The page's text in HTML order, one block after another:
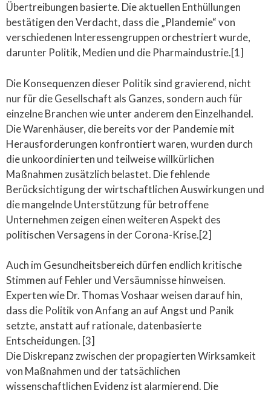
Übertreibungen basierte. Die aktuellen Enthüllungen
bestätigen den Verdacht, dass die „Plandemie“ von
verschiedenen Interessengruppen orchestriert wurde,
darunter Politik, Medien und die Pharmaindustrie.[1]
Die Konsequenzen dieser Politik sind gravierend, nicht
nur für die Gesellschaft als Ganzes, sondern auch für
einzelne Branchen wie unter anderem den Einzelhandel.
Die Warenhäuser, die bereits vor der Pandemie mit
Herausforderungen konfrontiert waren, wurden durch
die unkoordinierten und teilweise willkürlichen
Maßnahmen zusätzlich belastet. Die fehlende
Berücksichtigung der wirtschaftlichen Auswirkungen und
die mangelnde Unterstützung für betroffene
Unternehmen zeigen einen weiteren Aspekt des
politischen Versagens in der Corona-Krise.[2]
Auch im Gesundheitsbereich dürfen endlich kritische
Stimmen auf Fehler und Versäumnisse hinweisen.
Experten wie Dr. Thomas Voshaar weisen darauf hin,
dass die Politik von Anfang an auf Angst und Panik
setzte, anstatt auf rationale, datenbasierte
Entscheidungen. [3]
Die Diskrepanz zwischen der propagierten Wirksamkeit
von Maßnahmen und der tatsächlichen
wissenschaftlichen Evidenz ist alarmierend. Die